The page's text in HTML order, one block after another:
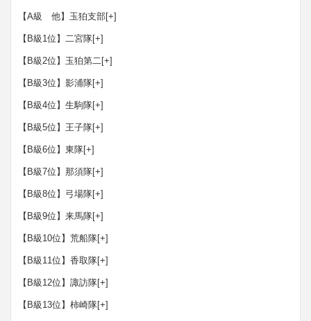
【A級 他】玉狛支部[+]
【B級1位】二宮隊[+]
【B級2位】玉狛第二[+]
【B級3位】影浦隊[+]
【B級4位】生駒隊[+]
【B級5位】王子隊[+]
【B級6位】東隊[+]
【B級7位】那須隊[+]
【B級8位】弓場隊[+]
【B級9位】来馬隊[+]
【B級10位】荒船隊[+]
【B級11位】香取隊[+]
【B級12位】諏訪隊[+]
【B級13位】柿崎隊[+]